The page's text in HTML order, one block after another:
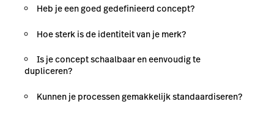
Heb je een goed gedefinieerd concept?
Hoe sterk is de identiteit van je merk?
Is je concept schaalbaar en eenvoudig te
dupliceren?
Kunnen je processen gemakkelijk standaardiseren?